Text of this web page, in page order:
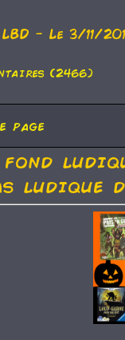
LBD - Le 3/11/
(2466)
page
ludique